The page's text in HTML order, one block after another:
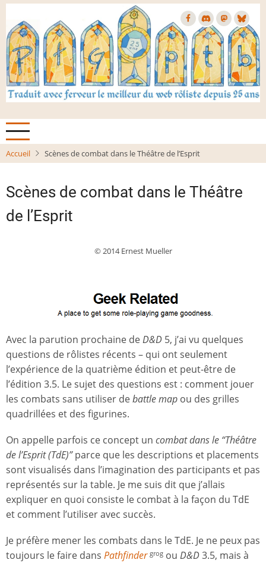
Aller
contenu
principal
Accueil Scènes de combat dans le Théâtre de l’Esprit
Scènes de combat dans le Théâtre
de l’Esprit
© 2014 Ernest Mueller
Avec la parution prochaine deD&D 5, j’ai vu quelques
questions de rôlistes récents – qui ont seulement
l’expérience de la quatrième édition et peut-être de
l’édition 3.5. Le sujet des questions est : comment jouer
les combats sans utiliser debattle map ou des grilles
quadrillées et des figurines.
On appelle parfois ce concept un combat dans le “Théâtre
de l’Esprit (TdE)”parce que les descriptions et placements
sont visualisés dans l’imagination des participants et pas
représentés sur la table. Je me suis dit que j’allais
expliquer en quoi consiste le combat à la façon du TdE
et comment l’utiliser avec succès.
Je préfère mener les combats dans le TdE. Je ne peux pas
toujours le faire dans Pathfinder grog ou D&D3.5, mais à